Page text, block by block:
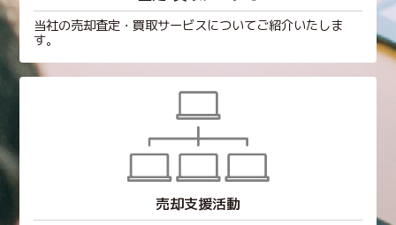
当社の売却査定・買取サービスについてご紹介いたしま
す。
売却支援活動